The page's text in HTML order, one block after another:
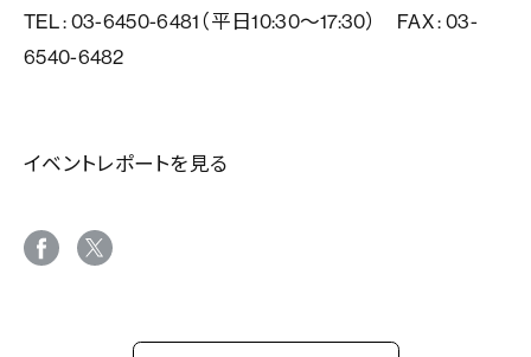
TEL : 03-6450-6481（平日10:30～17:30） FAX : 03-
6540-6482
イベントレポートを見る